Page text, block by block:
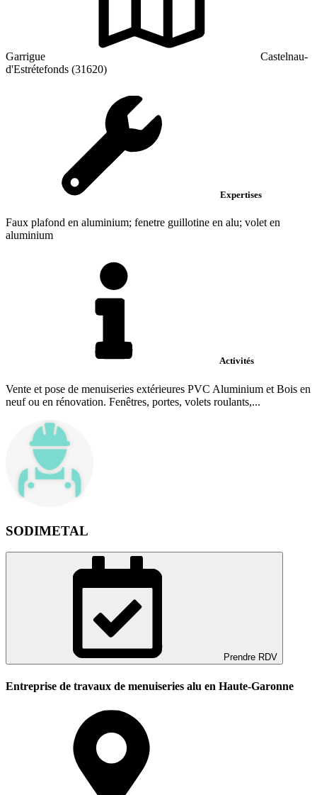
Garrigue
Castelnau-
d'Estrétefonds (31620)
Expertises
Faux plafond en aluminium; fenetre guillotine en alu; volet en
aluminium
Activités
Vente et pose de menuiseries extérieures PVC Aluminium et Bois en
neuf ou en rénovation. Fenêtres, portes, volets roulants,...
SODIMETAL
Prendre RDV
Entreprise de travaux de menuiseries alu en Haute-Garonne